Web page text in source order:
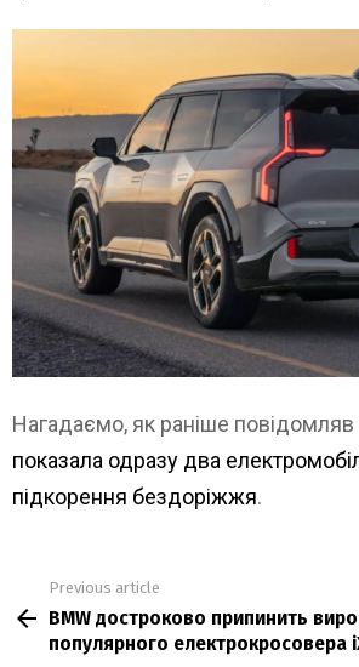
Нагадаємо, як раніше повідомляв
показала одразу два
підкорення бездоріжжя.
more
Previous article
BMW достроково припинить
популярного електрокросовера